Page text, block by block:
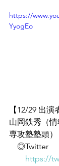
https://
YyogEo
【12/29 出演
山岡鉄秀（
専攻塾塾頭）
◎Twitter
https://